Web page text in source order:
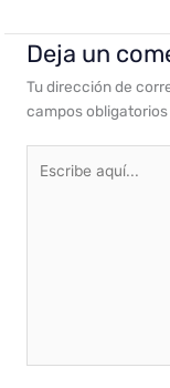
Deja un
Tu dirección de
campos
aquí...